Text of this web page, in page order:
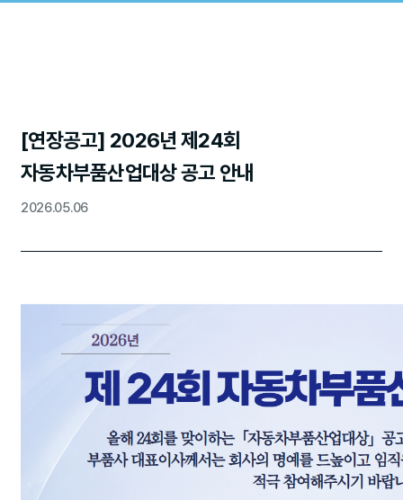
[연장공고] 2026년 제24회
자동차부품산업대상 공고 안내
2026.05.06